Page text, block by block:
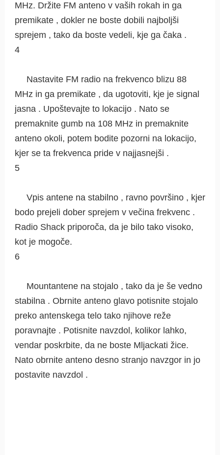
MHz. Držite FM anteno v vaših rokah in ga
premikate , dokler ne boste dobili najboljši
sprejem , tako da boste vedeli, kje ga čaka .
4
Nastavite FM radio na frekvenco blizu 88
MHz in ga premikate , da ugotoviti, kje je signal
jasna . Upoštevajte to lokacijo . Nato se
premaknite gumb na 108 MHz in premaknite
anteno okoli, potem bodite pozorni na lokacijo,
kjer se ta frekvenca pride v najjasnejši .
5
Vpis antene na stabilno , ravno površino , kjer
bodo prejeli dober sprejem v večina frekvenc .
Radio Shack priporoča, da je bilo tako visoko,
kot je mogoče.
6
Mountantene na stojalo , tako da je še vedno
stabilna . Obrnite anteno glavo potisnite stojalo
preko antenskega telo tako njihove reže
poravnajte . Potisnite navzdol, kolikor lahko,
vendar poskrbite, da ne boste Mljackati žice.
Nato obrnite anteno desno stranjo navzgor in jo
postavite navzdol .